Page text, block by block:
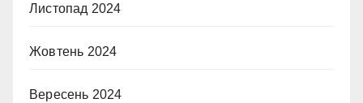
Листопад 2024
Жовтень 2024
Вересень 2024